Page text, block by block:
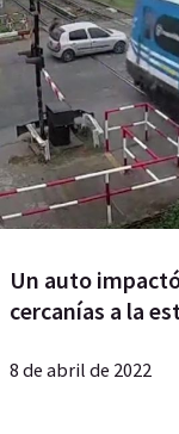
Un auto
cercanías a la
8 de abril de 2022